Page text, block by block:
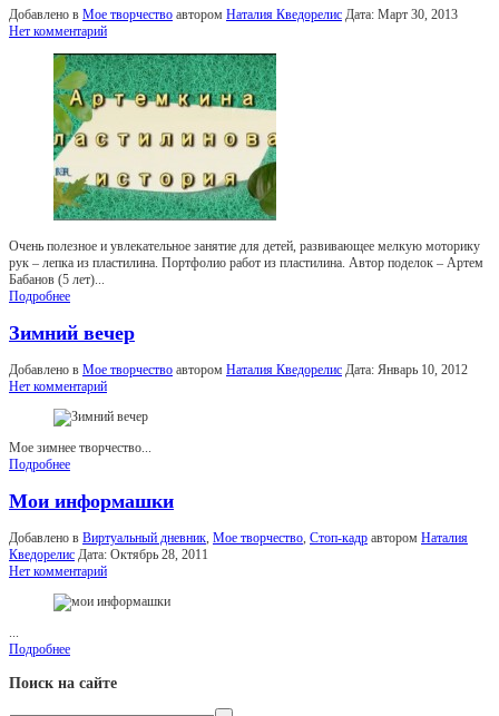
Добавлено в Мое творчество автором Наталия Кведорелис Дата: Март 30, 2013
Нет комментарий
Очень полезное и увлекательное занятие для детей, развивающее мелкую моторику
рук – лепка из пластилина. Портфолио работ из пластилина. Автор поделок – Артем
Бабанов (5 лет)...
Подробнее
Зимний вечер
Добавлено в Мое творчество автором Наталия Кведорелис Дата: Январь 10, 2012
Нет комментарий
Мое зимнее творчество...
Подробнее
Мои информашки
Добавлено в Виртуальный дневник Мое творчество Стоп-кадр автором Наталия
Кведорелис Дата: Октябрь 28, 2011
Нет комментарий
Подробнее
Поиск на сайте